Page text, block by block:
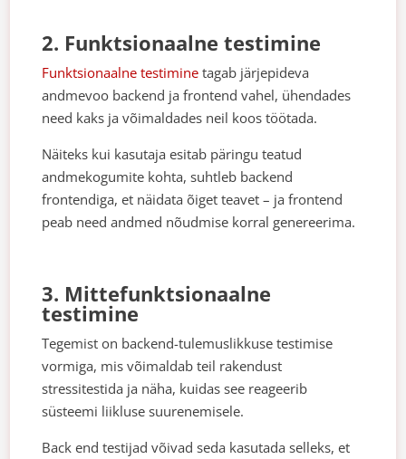
2. Funktsionaalne testimine
Funktsionaalne testimine tagab järjepideva
andmevoo backend ja frontend vahel, ühendades
need kaks ja võimaldades neil koos töötada.
Näiteks kui kasutaja esitab päringu teatud
andmekogumite kohta, suhtleb backend
frontendiga, et näidata õiget teavet – ja frontend
peab need andmed nõudmise korral genereerima.
3. Mittefunktsionaalne
testimine
Tegemist on backend-tulemuslikkuse testimise
vormiga, mis võimaldab teil rakendust
stressitestida ja näha, kuidas see reageerib
süsteemi liikluse suurenemisele.
Back end testijad võivad seda kasutada selleks, et